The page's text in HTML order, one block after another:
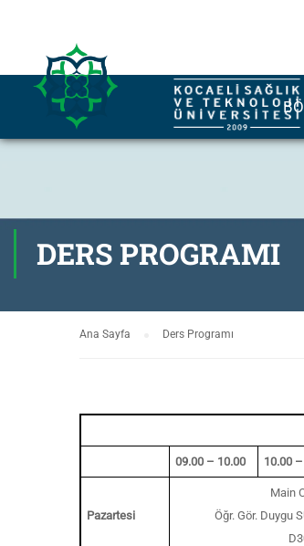
DERS PROGRAMI
Ana Sayfa Ders Programı
09.00 – 10.00 10.00
Pazartesi
Main
Öğr. Gör. Duygu